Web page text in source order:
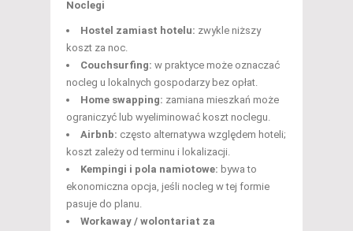
Noclegi
Hostel zamiast hotelu: zwykle niższy
koszt za noc.
Couchsurfing: w praktyce może oznaczać
nocleg u lokalnych gospodarzy bez opłat.
Home swapping: zamiana mieszkań może
ograniczyć lub wyeliminować koszt noclegu.
Airbnb: często alternatywa względem hoteli;
koszt zależy od terminu i lokalizacji.
Kempingi i pola namiotowe: bywa to
ekonomiczna opcja, jeśli nocleg w tej formie
pasuje do planu.
Workaway / wolontariat za